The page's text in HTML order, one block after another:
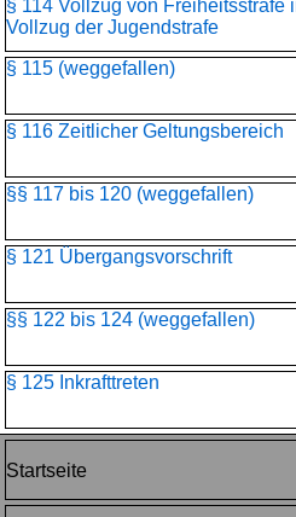
§ 114 Vollzug von Freiheitsstrafe
Vollzug der Jugendstrafe
§ 115 (weggefallen)
§ 116 Zeitlicher Geltungsbereich
§§ 117 bis 120 (weggefallen)
§ 121 Übergangsvorschrift
§§ 122 bis 124 (weggefallen)
§ 125 Inkrafttreten
Startseite